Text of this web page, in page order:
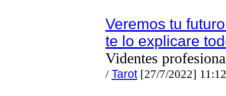
Veremos tu
te lo explicare
Videntes
/Tarot[27/7/2022]